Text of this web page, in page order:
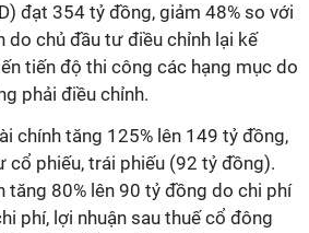
đạt 354 tỷ đồng, giảm 48% so với
do chủ đầu tư điều chỉnh lại kế
tiến độ thi công các hạng mục do
phải điều chỉnh.
chính tăng 125% lên 149 tỷ đồng,
cổ phiếu, trái phiếu (92 tỷ đồng).
tăng 80% lên 90 tỷ đồng do chi phí
phí, lợi nhuận sau thuế cổ đông